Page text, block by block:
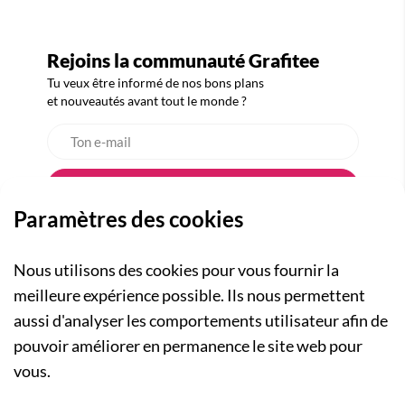
Rejoins la communauté Grafitee
Tu veux être informé de nos bons plans
et nouveautés avant tout le monde ?
A PROPOS
Qui sommes-nous ?
Actualités
NOS RUBRIQUES
Paramètres des cookies
Nous utilisons des cookies pour vous fournir la
meilleure expérience possible. Ils nous permettent
aussi d'analyser les comportements utilisateur afin de
pouvoir améliorer en permanence le site web pour
vous.